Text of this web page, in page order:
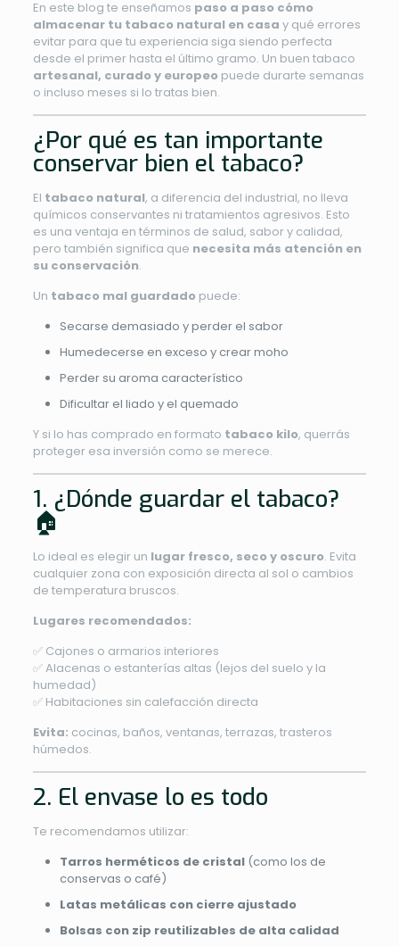
En este blog te enseñamos paso a paso cómo
almacenar tu tabaco natural en casa y qué errores
evitar para que tu experiencia siga siendo perfecta
desde el primer hasta el último gramo. Un buen tabaco
artesanal, curado y europeo puede durarte semanas
o incluso meses si lo tratas bien.
¿Por qué es tan importante
conservar bien el tabaco?
El tabaco natural, a diferencia del industrial, no lleva
químicos conservantes ni tratamientos agresivos. Esto
es una ventaja en términos de salud, sabor y calidad,
pero también significa que necesita más atención en
su conservación.
Un tabaco mal guardado puede:
Secarse demasiado y perder el sabor
Humedecerse en exceso y crear moho
Perder su aroma característico
Dificultar el liado y el quemado
Y si lo has comprado en formato tabaco kilo, querrás
proteger esa inversión como se merece.
1. ¿Dónde guardar el tabaco?
🏠
Lo ideal es elegir un lugar fresco, seco y oscuro. Evita
cualquier zona con exposición directa al sol o cambios
de temperatura bruscos.
Lugares recomendados:
✅ Cajones o armarios interiores
✅ Alacenas o estanterías altas (lejos del suelo y la
humedad)
✅ Habitaciones sin calefacción directa
Evita: cocinas, baños, ventanas, terrazas, trasteros
húmedos.
2. El envase lo es todo
Te recomendamos utilizar:
Tarros herméticos de cristal(como los de
conservas o café)
Latas metálicas con cierre ajustado
Bolsas con zip reutilizables de alta calidad